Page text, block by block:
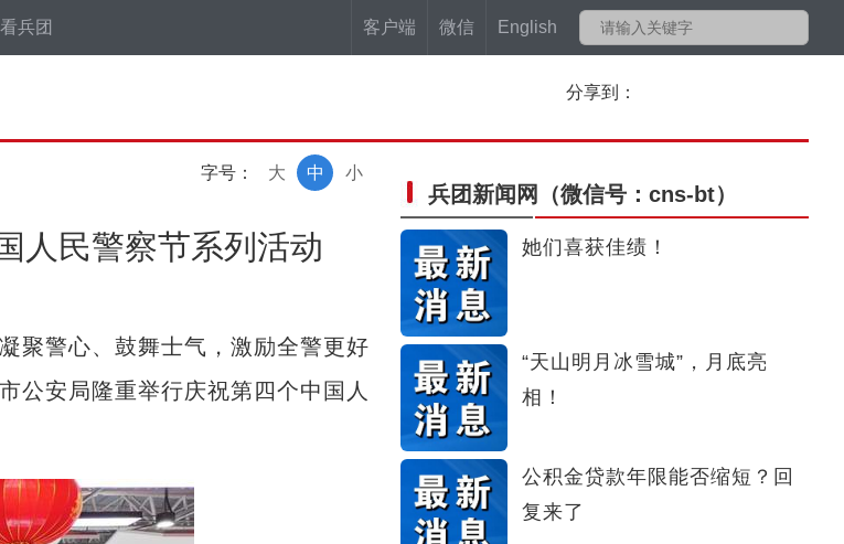
客户端 微信 English
兵团
分享到：
字号： 小
中
大
人民警察节系列活动
警心、鼓舞士气，激励全警更好
公安局隆重举行庆祝第四个中国人
兵团新闻网 （微信号：cns-bt）
她们喜获佳绩！
“天山明月冰雪城”，月底亮
相！
公积金贷款年限能否缩短？回
复来了
阿克苏好地方·龟兹之美——《龟兹梵音》